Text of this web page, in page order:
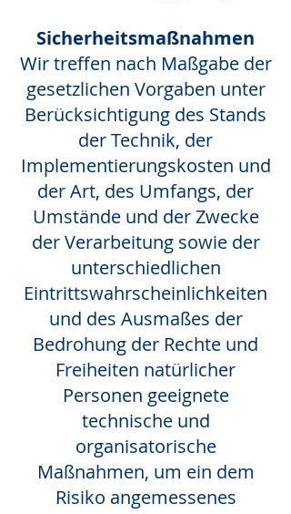
Sicherheitsmaßnahmen
Wir treffen nach Maßgabe der
gesetzlichen Vorgaben unter
Berücksichtigung des Stands
der Technik, der
Implementierungskosten und
der Art, des Umfangs, der
Umstände und der Zwecke
der Verarbeitung sowie der
unterschiedlichen
Eintrittswahrscheinlichkeiten
und des Ausmaßes der
Bedrohung der Rechte und
Freiheiten natürlicher
Personen geeignete
technische und
organisatorische
Maßnahmen, um ein dem
Risiko angemessenes